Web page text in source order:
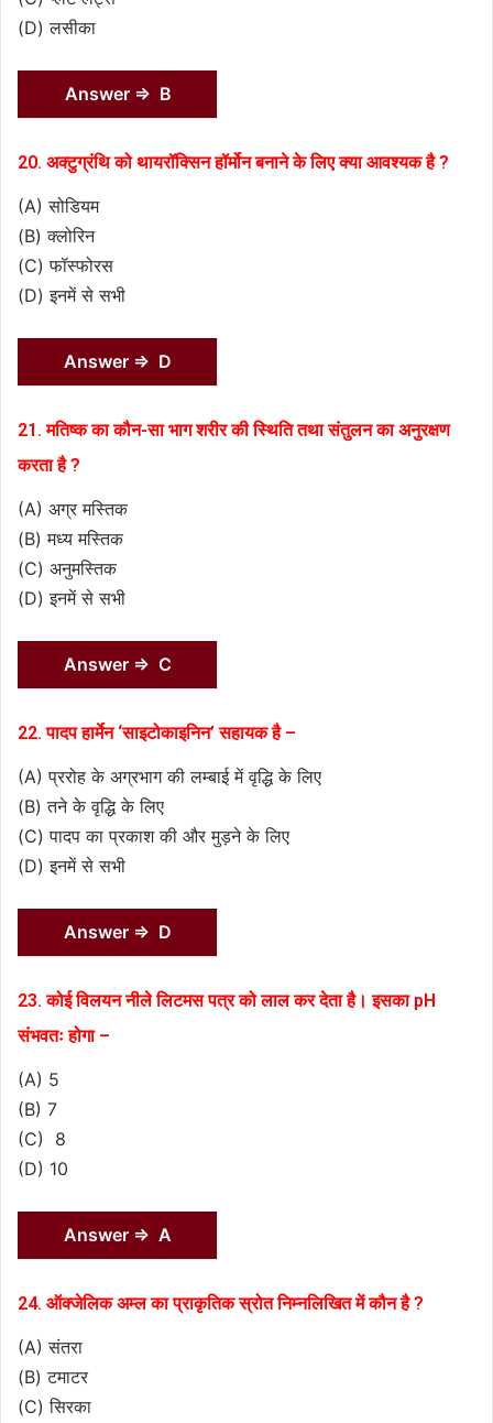
(D) लसीका
Answer ⇒ B
20. अक्टुग्रंथि को थायरॉक्सिन हॉर्मोन बनाने के लिए क्या आवश्यक है ?
(A) सोडियम
(B) क्लोरिन
(C) फॉस्फोरस
(D) इनमें से सभी
Answer ⇒ D
21. मतिष्क का कौन-सा भाग शरीर की स्थिति तथा संतुलन का अनुरक्षण
करता है ?
(A) अग्र मस्तिक
(B) मध्य मस्तिक
(C) अनुमस्तिक
(D) इनमें से सभी
Answer ⇒ C
22. पादप हार्मेन ‘साइटोकाइनिन’ सहायक है –
(A) प्ररोह के अग्रभाग की लम्बाई में वृद्धि के लिए
(B) तने के वृद्धि के लिए
(C) पादप का प्रकाश की और मुड़ने के लिए
(D) इनमें से सभी
Answer ⇒ D
23. कोई विलयन नीले लिटमस पत्र को लाल कर देता है। इसका pH
संभवतः होगा –
(A) 5
(B) 7
(C) 8
(D) 10
Answer ⇒ A
24. ऑक्जेलिक अम्ल का प्राकृतिक स्रोत निम्नलिखित में कौन है ?
(A) संतरा
(B) टमाटर
(C) सिरका